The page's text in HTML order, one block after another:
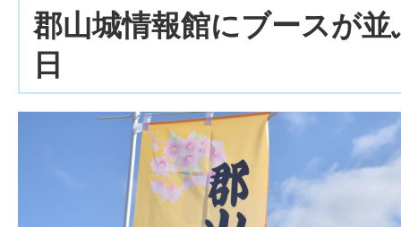
郡山城情報館にブースが
日